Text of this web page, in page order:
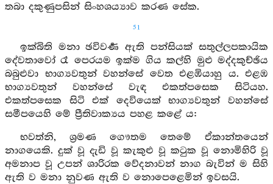
තබා දකුණුපසින් සිංහශය්‍යාව කරණ සේක.
51
ඉක්බිති මනා ඡවිවර්‍ණ ඇති පන්සියක් සතුල්ලපකායික
දේවතාවෝ රෑ පෙරයම ඉක්ම ගිය කල්හි මුළු මද්දකුච්ඡිය
බබුළුවා භාග්‍යවතුන් වහන්සේ වෙත එළඹියාහු ය. එළඹ
භාග්‍යවතුන් වහන්සේ වැඳ එකත්පසෙක සිටියහ.
එකත්පසෙක සිටි එක් දෙවියෙක් භාග්‍යවතුන් වහන්සේ
සමීපයෙහි මේ ප්‍රීතිවාක්‍යය පහළ කළේ ය:
භවත්නි, ශ්‍රමණ ගෞතම තෙමේ ඒකාන්තයෙන්
නාගයෙකි. දුක් වූ දැඩි වූ කැකුළු වූ කටුක වූ නොමිහිරි වූ
අමනාප වූ උපන් ශාරිරක වේදනාවන් නාග බැවින් ම සිහි
ඇති ව මනා නුවණ ඇති ව නොපෙළෙමින් ඉවසයි.